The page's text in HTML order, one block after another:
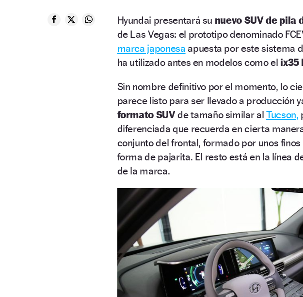
Hyundai presentará su nuevo SUV de pila
de Las Vegas: el prototipo denominado
marca japonesa apuesta por este sistema
ha utilizado antes en modelos como el ix35
Sin nombre definitivo por el momento, lo
parece listo para ser llevado a producción
formato SUVde tamaño similar al Tucson,
diferenciada que recuerda en cierta
conjunto del frontal, formado por unos finos
forma de pajarita. El resto está en la línea
de la marca.